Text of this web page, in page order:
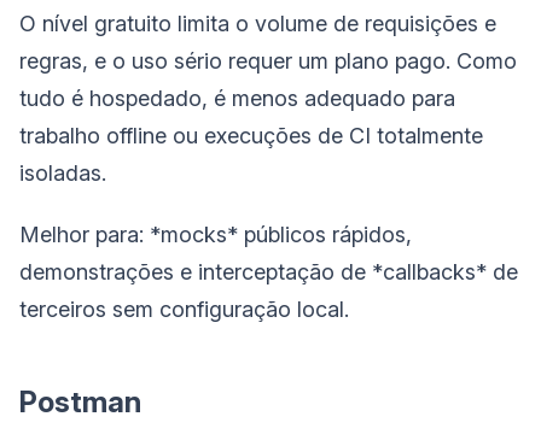
O nível gratuito limita o volume de requisições e
regras, e o uso sério requer um plano pago. Como
tudo é hospedado, é menos adequado para
trabalho offline ou execuções de CI totalmente
isoladas.
Melhor para: *mocks* públicos rápidos,
demonstrações e interceptação de *callbacks* de
terceiros sem configuração local.
Postman